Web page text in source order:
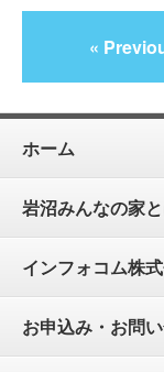
«
ホーム
岩沼みんなの家
インフォコム株
お申込み・お問